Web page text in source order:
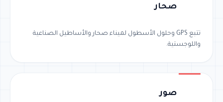
صحار
تتبع GPS وحلول الأسطول لميناء صحار والأساطيل الصناعية
واللوجستية.
صور